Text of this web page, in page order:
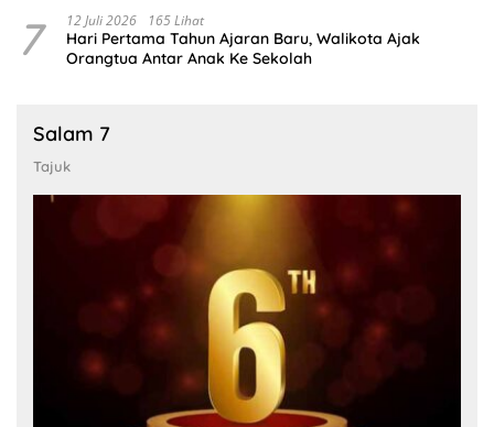
7 12 Juli 2026 165 Lihat
Hari Pertama Tahun Ajaran Baru, Walikota Ajak
Orangtua Antar Anak Ke Sekolah
Salam 7
Tajuk